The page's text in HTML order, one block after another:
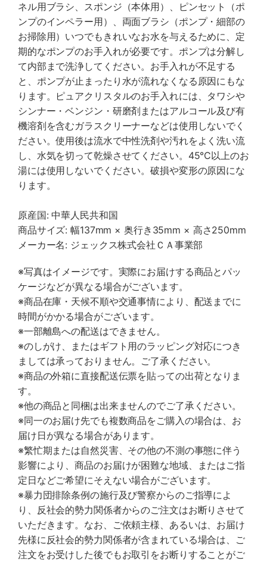
ネル用ブラシ、スポンジ（本体用）、ピンセット（ポ
ンプのインペラー用）、両面ブラシ（ポンプ・細部の
お掃除用）いつでもきれいなお水を与えるために、定
期的なポンプのお手入れが必要です。ポンプは分解し
て内部まで洗浄してください。お手入れが不足する
と、ポンプが止まったり水が流れなくなる原因にもな
ります。ピュアクリスタルのお手入れには、タワシや
シンナー・ベンジン・研磨剤またはアルコール及び有
機溶剤を含むガラスクリーナーなどは使用しないでく
ださい。使用後は流水で中性洗剤や汚れをよく洗い流
し、水気を切って乾燥させてください。45℃以上のお
湯には使用しないでください。破損や変形の原因にな
ります。
原産国: 中華人民共和国
商品サイズ: 幅137mm × 奥行き35mm × 高さ250mm
メーカー名: ジェックス株式会社ＣＡ事業部
※写真はイメージです。実際にお届けする商品とパッ
ケージなどが異なる場合がございます。
※商品在庫・天候不順や交通事情により、配送までに
時間がかかる場合がございます。
※一部離島への配送はできません。
※のしがけ、またはギフト用のラッピング対応につき
ましては承っておりません。ご了承ください。
※商品の外箱に直接配送伝票を貼っての出荷となりま
す。
※他の商品と同梱は出来ませんのでご了承ください。
※同一のお届け先でも複数商品をご購入の場合は、お
届け日が異なる場合があります。
※繁忙期または自然災害、その他の不測の事態に伴う
影響により、商品のお届けが困難な地域、またはご指
定日などご希望にそえない場合がございます。
※暴力団排除条例の施行及び警察からのご指導によ
り、反社会的勢力関係者からのご注文はお断りさせて
いただきます。なお、ご依頼主様、あるいは、お届け
先様に反社会的勢力関係者が含まれている場合は、ご
注文をお受けした後でもお取引をお断りすることがご